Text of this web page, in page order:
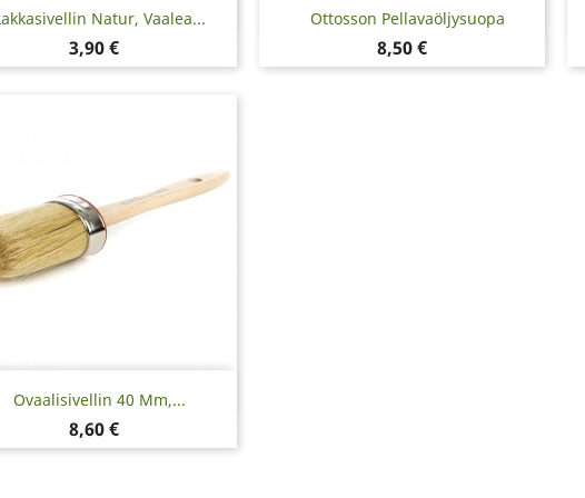
Natur, Vaalea...
Hinta
3,90 €
Pikakatselu Ottosson Pellavaöljysuopa
Hinta
8,50 €
Pikakatselu
Ovaalisivellin 40 Mm,...
Hinta
8,60 €
Pikakatselu